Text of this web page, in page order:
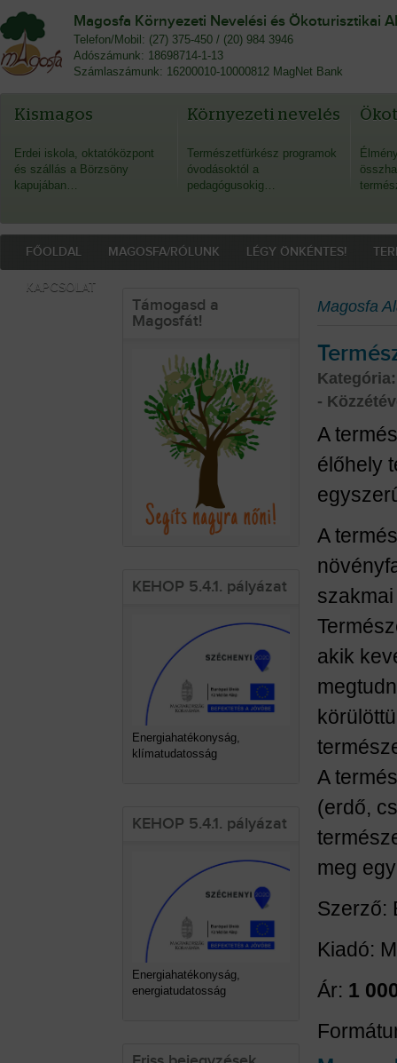
Magosfa Környezeti Nevelési és Ökoturisztikai
Telefon/Mobil: (27) 375-450 / (20) 984 3946
Adószámunk: 18698714-1-13
Számlaszámunk: 16200010-10000812 MagNet Bank
Kismagos
Erdei iskola, oktatóközpont
és szállás a Börzsöny
kapujában…
Környezeti nevelés
Természetfürkész programok
óvodásoktól a
pedagógusokig…
FŐOLDAL MAGOSFA/RÓLUNK LÉGY ÖNKÉNTES!
KAPCSOLAT
Támogasd a
Magosfát!
KEHOP 5.4.1. pályázat
Energiahatékonyság,
klímatudatosság
KEHOP 5.4.1. pályázat
Energiahatékonyság,
energiatudatosság
Magosfa
-
A
élőhely
A
akik
A
(erdő,
meg
Szerző:
Kiadó:
Ár: 1